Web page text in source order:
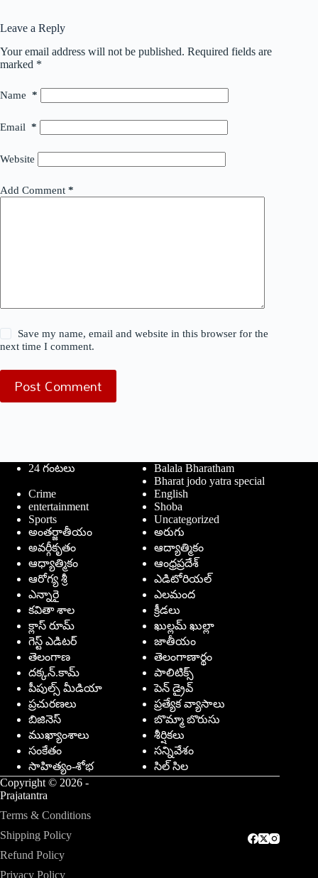
Leave a Reply
Your email address will not be published. Required fields are
marked *
Name *
Email *
Website
Add Comment *
Save my name, email and website in this browser for the
next time I comment.
Post Comment
24 గంటలు
Balala Bharatham
Bharat jodo yatra special
Crime
English
entertainment
Shoba
Sports
Uncategorized
అంతర్జాతీయం
అరుగు
అవర్గీకృతం
ఆద్యాత్మికం
ఆధ్యాత్మికం
ఆంధ్రప్రదేశ్
ఆరోగ్య శ్రీ
ఎడిటోరియల్
ఎన్నారై
ఎలమంద
కవితా శాల
క్రీడలు
క్లాస్ రూమ్
ఖుల్లమ్ ఖుల్లా
గెస్ట్ ఎడిటర్
జాతీయం
తెలంగాణ
తెలంగాణార్థం
దక్కన్.కామ్
పాలిటిక్స్
పీపుల్స్ ‌మీడియా
పెన్ డ్రైవ్
ప్రచురణలు
ప్రత్యేక వ్యాసాలు
బిజినెస్
బొమ్మా బొరుసు
ముఖ్యాంశాలు
శీర్షికలు
సంకేతం
సన్నివేశం
సాహిత్యం-శోభ
సిల్ సిల
Copyright © 2026 -
Prajatantra
Terms & Conditions
Shipping Policy
Refund Policy
Privacy Policy